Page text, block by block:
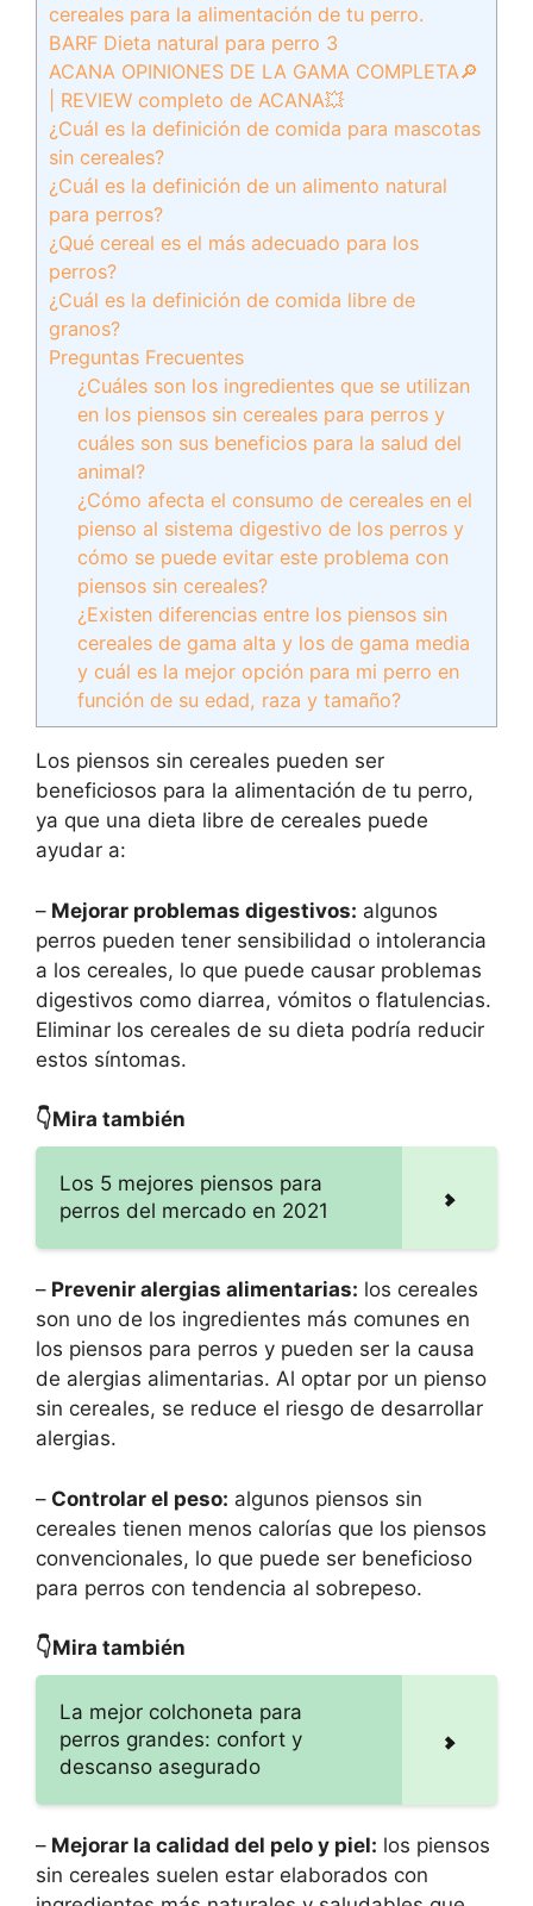
cereales para la alimentación de tu perro.
BARF Dieta natural para perro 3
ACANA OPINIONES DE LA GAMA COMPLETA🔎
| REVIEW completo de ACANA💥
¿Cuál es la definición de comida para mascotas
sin cereales?
¿Cuál es la definición de un alimento natural
para perros?
¿Qué cereal es el más adecuado para los
perros?
¿Cuál es la definición de comida libre de
granos?
Preguntas Frecuentes
¿Cuáles son los ingredientes que se utilizan
en los piensos sin cereales para perros y
cuáles son sus beneficios para la salud del
animal?
¿Cómo afecta el consumo de cereales en el
pienso al sistema digestivo de los perros y
cómo se puede evitar este problema con
piensos sin cereales?
¿Existen diferencias entre los piensos sin
cereales de gama alta y los de gama media
y cuál es la mejor opción para mi perro en
función de su edad, raza y tamaño?
Los piensos sin cereales pueden ser
beneficiosos para la alimentación de tu perro,
ya que una dieta libre de cereales puede
ayudar a:
– Mejorar problemas digestivos: algunos
perros pueden tener sensibilidad o intolerancia
a los cereales, lo que puede causar problemas
digestivos como diarrea, vómitos o flatulencias.
Eliminar los cereales de su dieta podría reducir
estos síntomas.
👇Mira también
Los 5 mejores piensos para
perros del mercado en 2021
– Prevenir alergias alimentarias: los cereales
son uno de los ingredientes más comunes en
los piensos para perros y pueden ser la causa
de alergias alimentarias. Al optar por un pienso
sin cereales, se reduce el riesgo de desarrollar
alergias.
– Controlar el peso: algunos piensos sin
cereales tienen menos calorías que los piensos
convencionales, lo que puede ser beneficioso
para perros con tendencia al sobrepeso.
👇Mira también
La mejor colchoneta para
perros grandes: confort y
descanso asegurado
– Mejorar la calidad del pelo y piel: los piensos
sin cereales suelen estar elaborados con